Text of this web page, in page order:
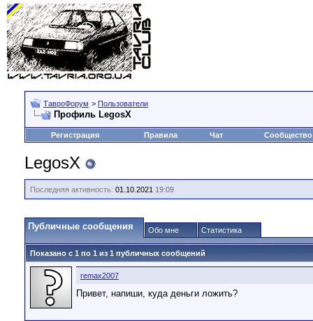
ТавроФорум > Пользователи
Профиль LegosX
Регистрация Правила Чат Сообщество
LegosX
Последняя активность: 01.10.2021 19:09
Публичные сообщения Обо мне Статистика
Показано с 1 по 1 из 1 публичных сообщений
remax2007
Привет, напиши, куда деньги ложить?